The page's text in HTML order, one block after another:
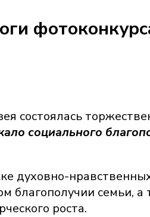
состоялась
социального
духовно-
семьи,
роста.